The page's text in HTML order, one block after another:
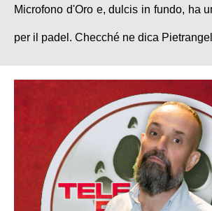
Microfono d'Oro e, dulcis in fundo, ha
per il padel. Checché ne dica